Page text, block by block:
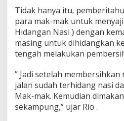
Tidak hanya itu,
para mak-mak untuk
Hidangan Nasi ) dengan
masing untuk dihidangkan
tengah melakukan
” Jadi setelah membersihkan
jalan sudah terhidang nasi
Mak-mak. Kemudian
sekampung,” ujar Rio .